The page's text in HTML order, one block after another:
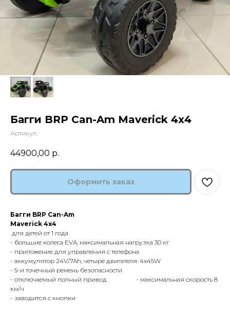
Багги BRP Can-Am Maverick 4х4
Артикул:
44900,00 р.
Оформить заказ
Багги BRP Can-Am
Maverick 4х4
для детей от 1 года
- большие колеса EVA, максимальная нагрузка 30 кг
- приложение для управления с телефона
- аккумулятор 24V/7Ah, четыре двигателя: 4x45W
- 5-и точечный ремень безопасности
- отключаемый полный привод - максимальная скорость 8
км/ч
- заводится с кнопки